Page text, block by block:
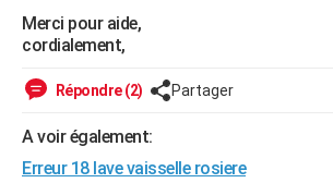
Destinations
City break
Voyage nature
Voyage de noces
Forum
PHOTO
GUIDES D'ACHAT
BONS PLANS
CARTE DE VOEUX
Merci pour aide,
cordialement,
Répondre (2) Partager
A voir également:
Erreur 18 lave vaisselle rosiere